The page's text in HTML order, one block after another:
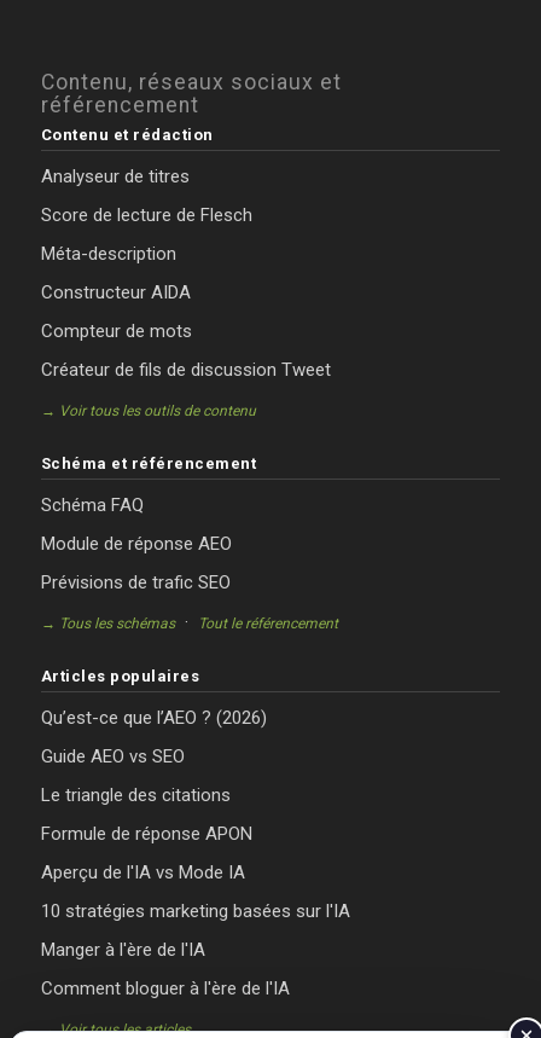
Contenu, réseaux sociaux et
référencement
Contenu et rédaction
Analyseur de titres
Score de lecture de Flesch
Méta-description
Constructeur AIDA
Compteur de mots
Créateur de fils de discussion Tweet
→ Voir tous les outils de contenu
Schéma et référencement
Schéma FAQ
Module de réponse AEO
Prévisions de trafic SEO
→ Tous les schémas· Tout le référencement
Articles populaires
Qu’est-ce que l’AEO ? (2026)
Guide AEO vs SEO
Le triangle des citations
Formule de réponse APON
Aperçu de l'IA vs Mode IA
10 stratégies marketing basées sur l'IA
Manger à l'ère de l'IA
Comment bloguer à l'ère de l'IA
→ Voir tous les articles